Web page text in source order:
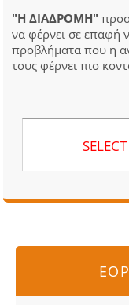
"Η ΔΙΑΔΡΟΜΗ"
να φέρνει σε επαφή
προβλήματα που η
τους φέρνει πιο